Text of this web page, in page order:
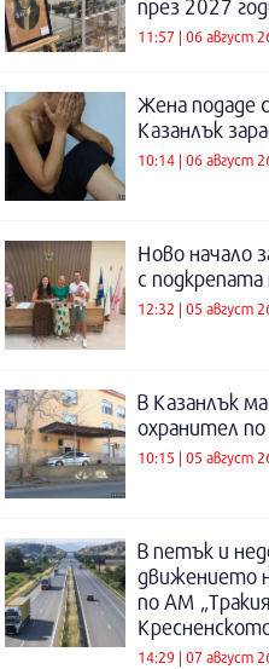
през 2027
11:57 | 06 август
Жена подаде
Казанлък
10:14 | 06 август
Ново начало
с
12:32 | 05 август
В Казанлък
охранител
10:15 | 05 август
В петък и
движението
по АМ
14:29 | 07 август